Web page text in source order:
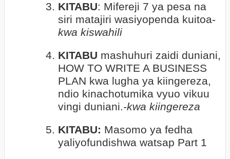
3. KITABU: Mifereji 7 ya pesa na
siri matajiri wasiyopenda kuitoa-
kwa kiswahili
4. KITABU mashuhuri zaidi duniani,
HOW TO WRITE A BUSINESS
PLAN kwa lugha ya kiingereza,
ndio kinachotumika vyuo vikuu
vingi duniani.-kwa kiingereza
5. KITABU: Masomo ya fedha
yaliyofundishwa watsap Part 1